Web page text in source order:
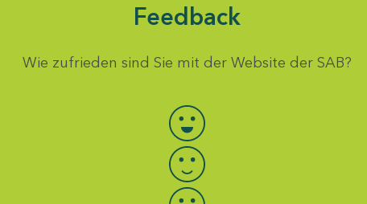
Feedback
Wie zufrieden sind Sie mit der Website der SAB?
Bewertung auswählen